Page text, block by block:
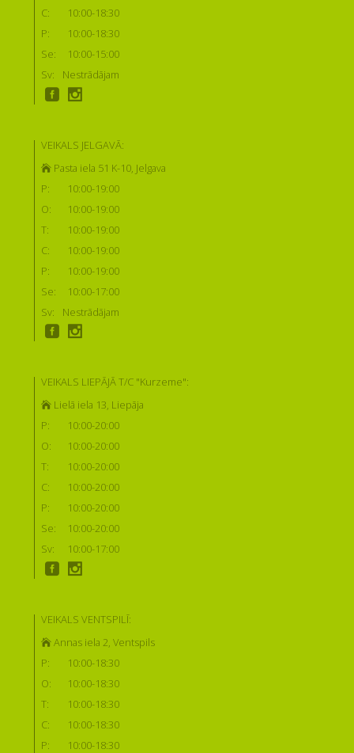
C:
10:00-18:30
P:
10:00-18:30
Se:
10:00-15:00
Sv:
Nestrādājam
VEIKALS JELGAVĀ:
Pasta iela 51 K-10, Jelgava
P:
10:00-19:00
O:
10:00-19:00
T:
10:00-19:00
C:
10:00-19:00
P:
10:00-19:00
Se:
10:00-17:00
Sv:
Nestrādājam
VEIKALS LIEPĀJĀ T/C "Kurzeme":
Lielā iela 13, Liepāja
P:
10:00-20:00
O:
10:00-20:00
T:
10:00-20:00
C:
10:00-20:00
P:
10:00-20:00
Se:
10:00-20:00
Sv:
10:00-17:00
VEIKALS VENTSPILĪ:
Annas iela 2, Ventspils
P:
10:00-18:30
O:
10:00-18:30
T:
10:00-18:30
C:
10:00-18:30
P:
10:00-18:30